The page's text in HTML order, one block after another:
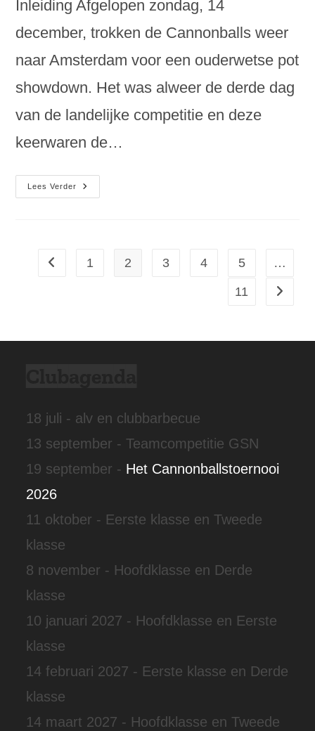
Inleiding Afgelopen zondag, 14
december, trokken de Cannonballs weer
naar Amsterdam voor een ouderwetse pot
showdown. Het was alweer de derde dag
van de landelijke competitie en deze
keerwaren de…
Lees Verder
Derde
Competitiedag:
Naar vorige pagina
1 2 3 4 5 …
11 Naar
18 juli - alv en clubbarbecue
13 september - Teamcompetitie GSN
19 september - Het Cannonballstoernooi
2026
11 oktober - Eerste klasse en Tweede
klasse
8 november - Hoofdklasse en Derde
klasse
10 januari 2027 - Hoofdklasse en Eerste
klasse
14 februari 2027 - Eerste klasse en Derde
klasse
14 maart 2027 - Hoofdklasse en Tweede